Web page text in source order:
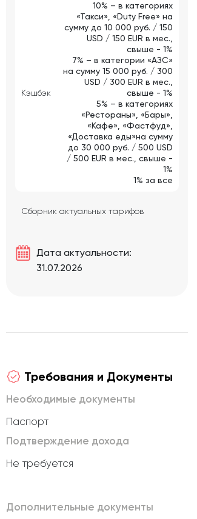
Кэшбэк
10% – в категориях
«Такси», «Duty Free» на
сумму до 10 000 руб. / 150
USD / 150 EUR в мес.,
свыше - 1%
7% – в категории «АЗС»
на сумму 15 000 руб. / 300
USD / 300 EUR в мес.,
свыше - 1%
5% – в категориях
«Рестораны», «Бары»,
«Кафе», «Фастфуд»,
«Доставка еды»на сумму
до 30 000 руб. / 500 USD
/ 500 EUR в мес., свыше -
1%
1% за все
Сборник актуальных тарифов
Дата актуальности:
31.07.2026
Требования и Документы
Необходимые документы
Паспорт
Подтверждение дохода
Не требуется
Дополнительные документы